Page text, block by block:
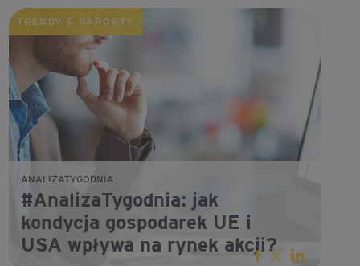
TRENDY & RAPORTY
ANALIZATYGODNIA
#AnalizaTygodnia: jak
kondycja gospodarek UE i
USA wpływa na rynek akcji?